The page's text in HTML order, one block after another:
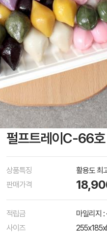
펄프트레이C-66
상품특징
활용도 최
판매가격
적립금 마일리지 :
사이즈